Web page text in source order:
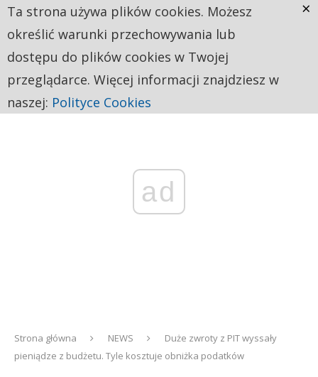
ad
Strona główna NEWS
Duże zwroty z PIT wyssały
pieniądze z budżetu. Tyle kosztuje obniżka podatków
Ta strona używa plików cookies. Możesz
określić warunki przechowywania lub
dostępu do plików cookies w Twojej
przeglądarce. Więcej informacji znajdziesz w
naszej: Polityce Cookies
×